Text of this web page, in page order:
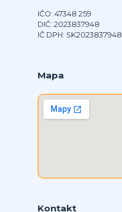
IČO: 47348 259
DIČ: 2023837948
IČ DPH: SK2023837948
Mapa
Kontakt